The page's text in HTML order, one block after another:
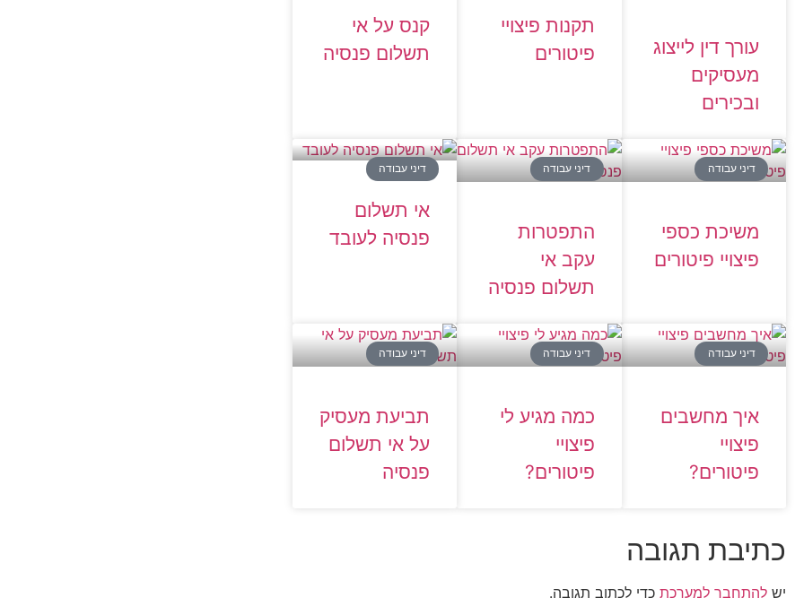
עורך דין לייצוג
מעסיקים
ובכירים
תקנות פיצויי
פיטורים
קנס על אי
תשלום פנסיה
דיני עבודה
משיכת כספי
פיצויי פיטורים
דיני עבודה
התפטרות
עקב אי
תשלום פנסיה
דיני עבודה
אי תשלום
פנסיה לעובד
דיני עבודה
איך מחשבים
פיצויי
פיטורים?
דיני עבודה
כמה מגיע לי
פיצויי
פיטורים?
דיני עבודה
תביעת מעסיק
על אי תשלום
פנסיה
כתיבת תגובה
יש להתחבר למערכת כדי לכתוב תגובה.